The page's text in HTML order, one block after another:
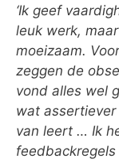
‘Ik geef
leuk werk,
moeizaam.
zeggen de
vond alles wel
wat assertiever
van leert … Ik
feedbackregels